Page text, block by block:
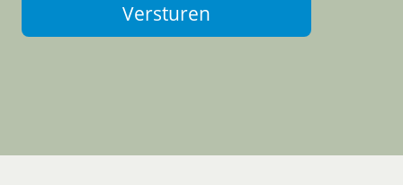
Versturen